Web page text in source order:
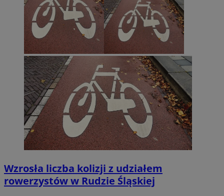
Wzrosła liczba kolizji z udziałem
rowerzystów w Rudzie Śląskiej